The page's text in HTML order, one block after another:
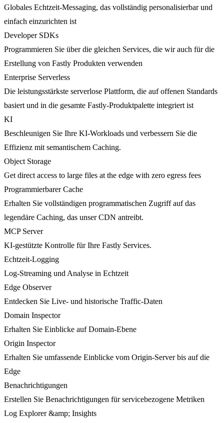
Globales Echtzeit-Messaging, das vollständig personalisierbar und
einfach einzurichten ist
Developer SDKs
Programmieren Sie über die gleichen Services, die wir auch für die
Erstellung von Fastly Produkten verwenden
Enterprise Serverless
Die leistungsstärkste serverlose Plattform, die auf offenen Standards
basiert und in die gesamte Fastly-Produktpalette integriert ist
KI
Beschleunigen Sie Ihre KI-Workloads und verbessern Sie die
Effizienz mit semantischem Caching.
Object Storage
Get direct access to large files at the edge with zero egress fees
Programmierbarer Cache
Erhalten Sie vollständigen programmatischen Zugriff auf das
legendäre Caching, das unser CDN antreibt.
MCP Server
KI-gestützte Kontrolle für Ihre Fastly Services.
Echtzeit-Logging
Log-Streaming und Analyse in Echtzeit
Edge Observer
Entdecken Sie Live- und historische Traffic-Daten
Domain Inspector
Erhalten Sie Einblicke auf Domain-Ebene
Origin Inspector
Erhalten Sie umfassende Einblicke vom Origin-Server bis auf die
Edge
Benachrichtigungen
Erstellen Sie Benachrichtigungen für servicebezogene Metriken
Log Explorer &amp; Insights